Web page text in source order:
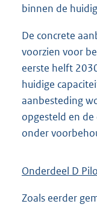
binnen de
De concrete
voorzien voor
eerste helft
huidige
aanbesteding
opgesteld en
onder
Onderdeel D
Zoals eerder